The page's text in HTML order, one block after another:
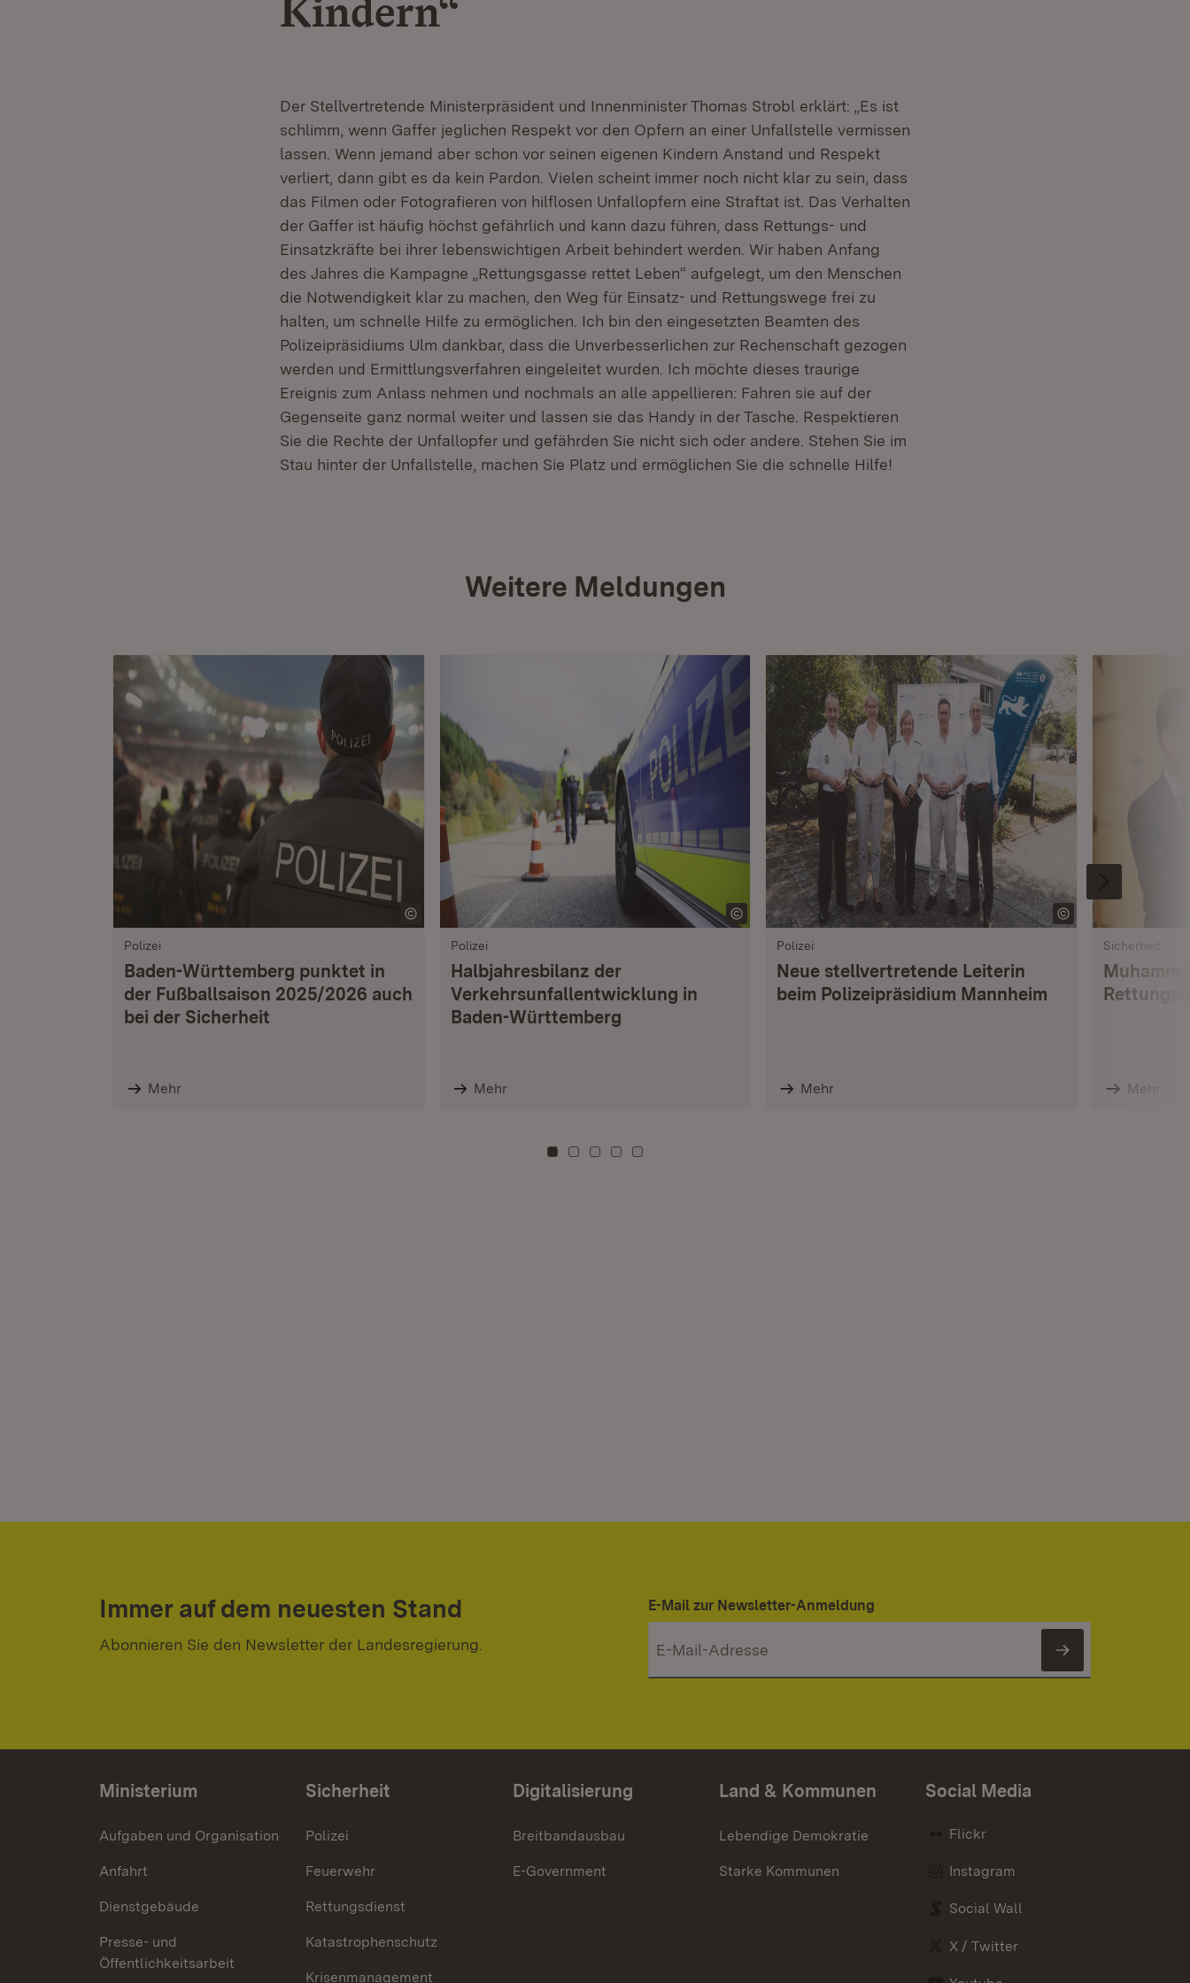
Kindern“
Der Stellvertretende Ministerpräsident und Innenminister Thomas Strobl erklärt: „Es ist
schlimm, wenn Gaffer jeglichen Respekt vor den Opfern an einer Unfallstelle vermissen
lassen. Wenn jemand aber schon vor seinen eigenen Kindern Anstand und Respekt
verliert, dann gibt es da kein Pardon. Vielen scheint immer noch nicht klar zu sein, dass
das Filmen oder Fotografieren von hilflosen Unfallopfern eine Straftat ist. Das Verhalten
der Gaffer ist häufig höchst gefährlich und kann dazu führen, dass Rettungs- und
Einsatzkräfte bei ihrer lebenswichtigen Arbeit behindert werden. Wir haben Anfang
des Jahres die Kampagne „Rettungsgasse rettet Leben“ aufgelegt, um den Menschen
die Notwendigkeit klar zu machen, den Weg für Einsatz- und Rettungswege frei zu
halten, um schnelle Hilfe zu ermöglichen. Ich bin den eingesetzten Beamten des
Polizeipräsidiums Ulm dankbar, dass die Unverbesserlichen zur Rechenschaft gezogen
werden und Ermittlungsverfahren eingeleitet wurden. Ich möchte dieses traurige
Ereignis zum Anlass nehmen und nochmals an alle appellieren: Fahren sie auf der
Gegenseite ganz normal weiter und lassen sie das Handy in der Tasche. Respektieren
Sie die Rechte der Unfallopfer und gefährden Sie nicht sich oder andere. Stehen Sie im
Stau hinter der Unfallstelle, machen Sie Platz und ermöglichen Sie die schnelle Hilfe!
Weitere Meldungen
Polizei
Baden-Württemberg punktet in
der Fußballsaison 2025/2026 auch
bei der Sicherheit
Mehr
Polizei
Halbjahresbilanz der
Verkehrsunfallentwicklung in
Baden-Württemberg
Mehr
Polizei
Neue stellvertretende Leiterin
beim Polizeipräsidium Mannheim
Mehr
Sicherheit
Mehr
Zu Kachel: 0
Zu Kachel: 3
Zu Kachel: 6
Zu Kachel: 9
Zu Kachel: 12
Immer auf dem neuesten Stand
Abonnieren Sie den Newsletter der Landesregierung.
E-Mail zur Newsletter-Anmeldung
Newsletter
Ministerium
Aufgaben und Organisation
Anfahrt
Dienstgebäude
Presse- und
Öffentlichkeitsarbeit
Sicherheit
Polizei
Feuerwehr
Rettungsdienst
Katastrophenschutz
Krisenmanagement
Digitalisierung
Breitbandausbau
E-Government
Land & Kommunen
Lebendige Demokratie
Starke Kommunen
Social Media
Flickr
Instagram
Social Wall
X / Twitter